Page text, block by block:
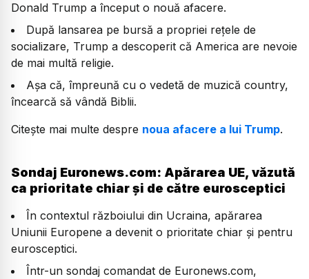
Donald Trump a început o nouă afacere.
După lansarea pe bursă a propriei rețele de
socializare, Trump a descoperit că America are nevoie
de mai multă religie.
Așa că, împreună cu o vedetă de muzică country,
încearcă să vândă Biblii.
Citește mai multe despre noua afacere a lui Trump.
Sondaj Euronews.com: Apărarea UE, văzută
ca prioritate chiar și de către eurosceptici
În contextul războiului din Ucraina, apărarea
Uniunii Europene a devenit o prioritate chiar și pentru
eurosceptici.
Într-un sondaj comandat de Euronews.com,